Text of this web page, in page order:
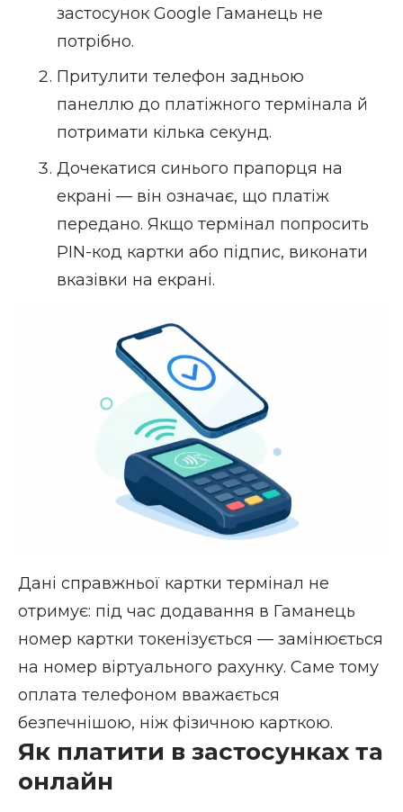
застосунок Google Гаманець не
потрібно.
Притулити телефон задньою
панеллю до платіжного термінала й
потримати кілька секунд.
Дочекатися синього прапорця на
екрані — він означає, що платіж
передано. Якщо термінал попросить
PIN-код картки або підпис, виконати
вказівки на екрані.
Дані справжньої картки термінал не
отримує: під час додавання в Гаманець
номер картки токенізується — замінюється
на номер віртуального рахунку. Саме тому
оплата телефоном вважається
безпечнішою, ніж фізичною карткою.
Як платити в застосунках та
онлайн